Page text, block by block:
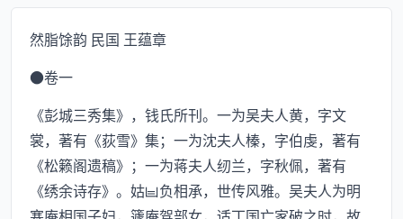
然脂馀韵 民国 王蕴章
●卷一
《彭城三秀集》，钱氏所刊。一为吴夫人黄，字文
裳，著有《荻雪》集；一为沈夫人榛，字伯虔，著有
《松籁阁遗稿》；一为蒋夫人纫兰，字秋佩，著有
《绣余诗存》。姑负相承，世传风雅。吴夫人为明